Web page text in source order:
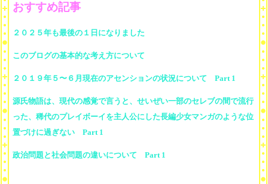
おすすめ記事
２０２５年も最後の１日になりました
このブログの基本的な考え方について
２０１９年５〜６月現在のアセンションの状況について Part 1
源氏物語は、現代の感覚で言うと、せいぜい一部のセレブの間で流行
った、稀代のプレイボーイを主人公にした長編少女マンガのような位
置づけに過ぎない Part 1
政治問題と社会問題の違いについて Part 1